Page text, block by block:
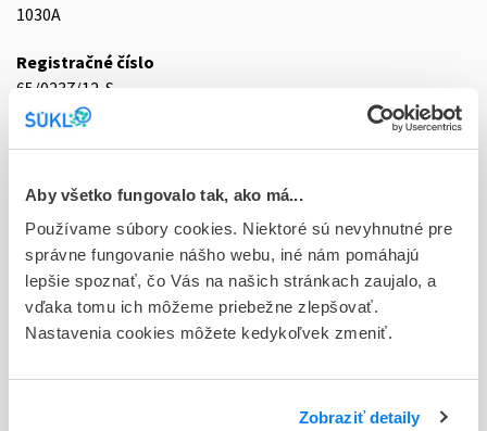
Aby všetko fungovalo tak, ako má...
Používame súbory cookies. Niektoré sú nevyhnutné pre
správne fungovanie nášho webu, iné nám pomáhajú
lepšie spoznať, čo Vás na našich stránkach zaujalo, a
vďaka tomu ich môžeme priebežne zlepšovať.
Nastavenia cookies môžete kedykoľvek zmeniť.
Zobraziť detaily
1030A
Registračné číslo
65/0237/12-S
Stav
D - Registrácia bez obmedzenia platnosti
Typ registračnej procedúry
Decentralizovaná
Zentiva, k.s., Česká republika